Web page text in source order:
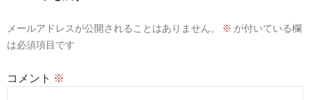
メールアドレスが公開されることはありません。 ※ が付いている欄
は必須項目です
コメント ※